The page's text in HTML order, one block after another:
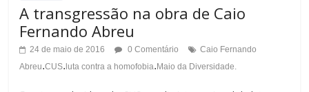
A transgressão na obra de Caio
Fernando Abreu
24 de maio de 2016 0 Comentário
Caio Fernando
Abreu.CUS.luta contra a homofobia.Maio da Diversidade.